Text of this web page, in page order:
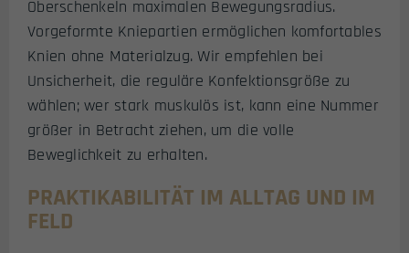
Oberschenkeln maximalen Bewegungsradius.
Vorgeformte Kniepartien ermöglichen komfortables
Knien ohne Materialzug. Wir empfehlen bei
Unsicherheit, die reguläre Konfektionsgröße zu
wählen; wer stark muskulös ist, kann eine Nummer
größer in Betracht ziehen, um die volle
Beweglichkeit zu erhalten.
PRAKTIKABILITÄT IM ALLTAG UND IM
FELD